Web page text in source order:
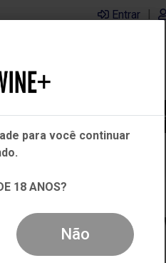
Entrar |
Departamentos Mais
-15%
Vinho Rutini
Branco 750ml
para você continuar
18 ANOS?
Não